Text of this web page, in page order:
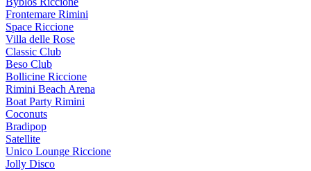
Frontemare Rimini
Space Riccione
Villa delle Rose
Classic Club
Beso Club
Bollicine Riccione
Rimini Beach Arena
Boat Party Rimini
Coconuts
Bradipop
Satellite
Unico Lounge Riccione
Jolly Disco